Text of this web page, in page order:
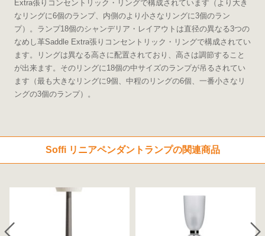
Extra張りコンセントリック・リングで構成されています（より大き
なリングに6個のランプ、内側のより小さなリングに3個のラン
プ）。ランプ18個のシャンデリア・レイアウトは直径の異なる3つの
なめし革Saddle Extra張りコンセントリック・リングで構成されてい
ます。リングは異なる高さに配置されており、高さは調節すること
が出来ます。そのリングに18個の中サイズのランプが吊るされてい
ます（最も大きなリングに9個、中程のリングの6個、一番小さなリ
ングの3個のランプ）。
Soffi リニアペンダントランプの関連商品